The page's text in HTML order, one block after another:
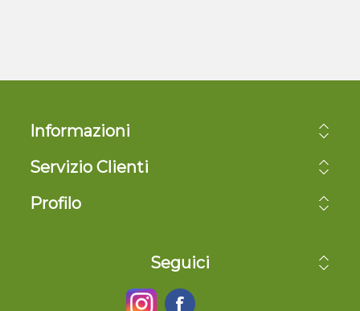
Informazioni
Servizio Clienti
Profilo
Seguici